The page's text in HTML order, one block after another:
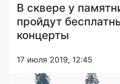
В сквере у
пройдут
концерты
17 июля 2019, 12:45